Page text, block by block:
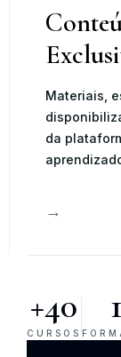
Materiais,
da
→
+40
CURSOS